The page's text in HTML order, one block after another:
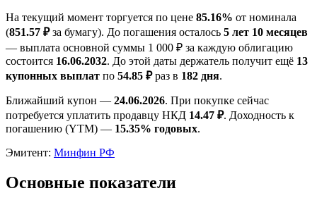
На текущий момент торгуется по цене 85.16% от номинала
(851.57 ₽за бумагу). До погашения осталось 5 лет 10 месяцев
— выплата основной суммы 1 000 ₽ за каждую облигацию
состоится 16.06.2032. До этой даты держатель получит ещё 13
купонных выплат по 54.85 ₽раз в 182 дня.
Ближайший купон — 24.06.2026. При покупке сейчас
потребуется уплатить продавцу НКД 14.47 ₽. Доходность к
погашению (YTM) — 15.35% годовых.
Эмитент: Минфин РФ
Основные показатели